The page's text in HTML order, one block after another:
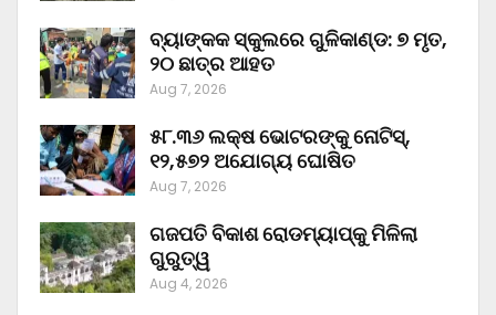
ବ୍ୟାଙ୍କକ ସ୍କୁଲରେ ଗୁଳିକାଣ୍ଡ: ୭ ମୃତ,
୨୦ ଛାତ୍ର ଆହତ
Aug 7, 2026
୫୮.୩୬ ଲକ୍ଷ ଭୋଟରଙ୍କୁ ନୋଟିସ୍‌,
୧୨,୫୭୨ ଅଯୋଗ୍ୟ ଘୋଷିତ
Aug 7, 2026
ଗଜପତି ବିକାଶ ରୋଡମ୍ୟାପ୍‌କୁ ମିଳିଲା
ଗୁରୁତ୍ୱ
Aug 4, 2026